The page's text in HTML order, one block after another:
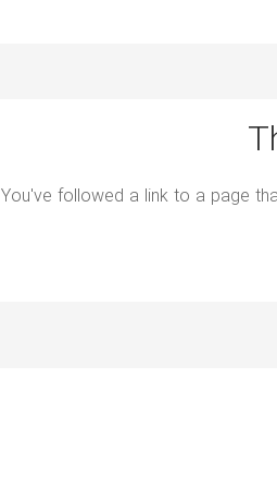
You've followed a link to a page